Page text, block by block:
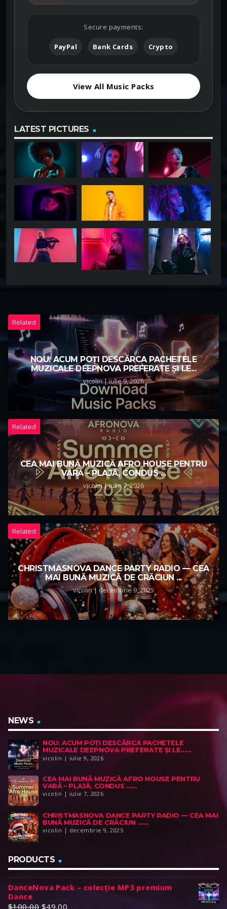
Secure payments:
PayPal Bank Cards Crypto
View All Music Packs
LATEST PICTURES
Related
NOU: ACUM POȚI DESCĂRCA PACHETELE
MUZICALE DEEPNOVA PREFERATE ȘI LE...
vicolin | iulie 9, 2026
Related
CEA MAI BUNĂ MUZICĂ AFRO HOUSE PENTRU
VARĂ – PLAJĂ, CONDUS ...
vicolin | iulie 7, 2026
Related
CHRISTMASNOVA DANCE PARTY RADIO — CEA
MAI BUNĂ MUZICĂ DE CRĂCIUN ...
vicolin | decembrie 9, 2025
NEWS
NOU: ACUM POȚI DESCĂRCA PACHETELE
MUZICALE DEEPNOVA PREFERATE ȘI LE......
vicolin | iulie 9, 2026
CEA MAI BUNĂ MUZICĂ AFRO HOUSE PENTRU
VARĂ – PLAJĂ, CONDUS ......
vicolin | iulie 7, 2026
CHRISTMASNOVA DANCE PARTY RADIO — CEA MAI
BUNĂ MUZICĂ DE CRĂCIUN ......
vicolin | decembrie 9, 2025
PRODUCTS
DanceNova Pack – colecție MP3 premium
Dance
$100,00 P
$49,00